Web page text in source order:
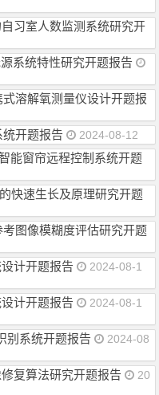
习室人数监测系统研究开
系统特性研究开题报告
溶解氧测量仪设计开题报
开题报告
2024-08-12
能窗帘远程控制系统开题
快速生长及原理研究开题
图像模糊度评估研究开题
计开题报告
2024-08-1
计开题报告
2024-08-1
别系统开题报告
2024-08
复算法研究开题报告
20